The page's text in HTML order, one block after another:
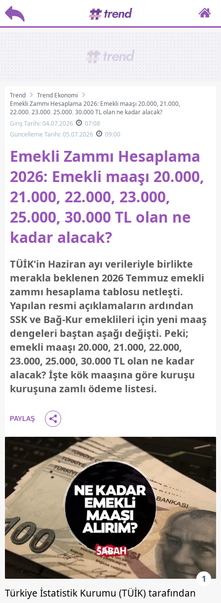
Trend
Trend Ekonomi
Emekli Zammı Hesaplama 2026: Emekli maaşı 20.000, 21.000,
22.000, 23.000, 25.000, 30.000 TL olan ne kadar alacak?
Giriş Tarihi: 04.07.2026
07:08
Güncelleme Tarihi: 05.07.2026
09:00
Emekli Zammı Hesaplama
2026: Emekli maaşı 20.000,
21.000, 22.000, 23.000,
25.000, 30.000 TL olan ne
kadar alacak?
TÜİK'in Haziran ayı verileriyle birlikte
merakla beklenen 2026 Temmuz emekli
zammı hesaplama tablosu netleşti.
Yapılan resmi açıklamaların ardından
SSK ve Bağ-Kur emeklileri için yeni maaş
dengeleri baştan aşağı değişti. Peki;
emekli maaşı 20.000, 21.000, 22.000,
23.000, 25.000, 30.000 TL olan ne kadar
alacak? İşte kök maaşına göre kuruşu
kuruşuna zamlı ödeme listesi.
PAYLAŞ
1
Türkiye İstatistik Kurumu (TÜİK) tarafından